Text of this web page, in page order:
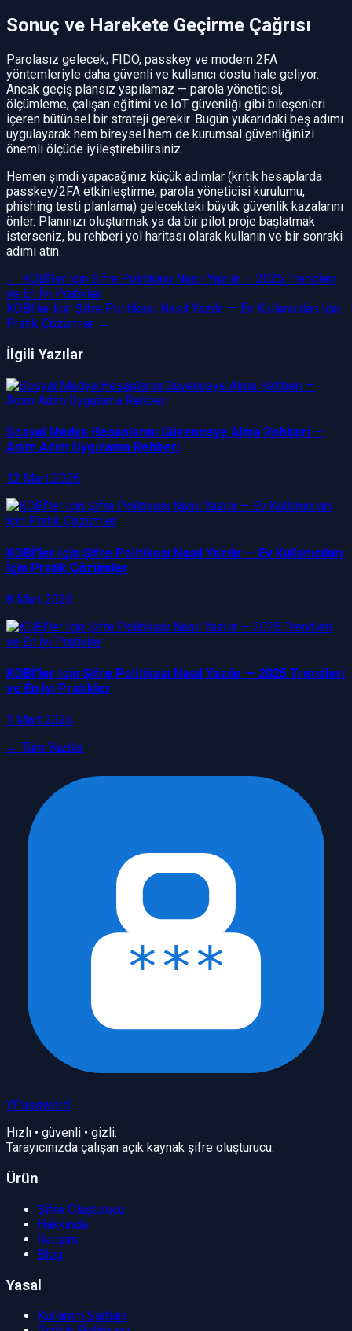
Sonuç ve Harekete Geçirme Çağrısı
Parolasız gelecek; FIDO, passkey ve modern 2FA
yöntemleriyle daha güvenli ve kullanıcı dostu hale geliyor.
Ancak geçiş plansız yapılamaz — parola yöneticisi,
ölçümleme, çalışan eğitimi ve IoT güvenliği gibi bileşenleri
içeren bütünsel bir strateji gerekir. Bugün yukarıdaki beş adımı
uygulayarak hem bireysel hem de kurumsal güvenliğinizi
önemli ölçüde iyileştirebilirsiniz.
Hemen şimdi yapacağınız küçük adımlar (kritik hesaplarda
passkey/2FA etkinleştirme, parola yöneticisi kurulumu,
phishing testi planlama) gelecekteki büyük güvenlik kazalarını
önler. Planınızı oluşturmak ya da bir pilot proje başlatmak
isterseniz, bu rehberi yol haritası olarak kullanın ve bir sonraki
adımı atın.
← KOBİ’ler İçin Şifre Politikası Nasıl Yazılır — 2025 Trendleri
ve En İyi Pratikler
KOBİ’ler İçin Şifre Politikası Nasıl Yazılır — Ev Kullanıcıları İçin
Pratik Çözümler →
İlgili Yazılar
Sosyal Medya Hesaplarını Güvenceye Alma Rehberi —
Adım Adım Uygulama Rehberi
12 Mart 2026
KOBİ’ler İçin Şifre Politikası Nasıl Yazılır — Ev Kullanıcıları
İçin Pratik Çözümler
8 Mart 2026
KOBİ’ler İçin Şifre Politikası Nasıl Yazılır — 2025 Trendleri
ve En İyi Pratikler
1 Mart 2026
← Tüm Yazılar
YPassword
Hızlı • güvenli • gizli.
Tarayıcınızda çalışan açık kaynak şifre oluşturucu.
Ürün
Şifre Oluşturucu
Hakkında
İletişim
Blog
Yasal
Kullanım Şartları